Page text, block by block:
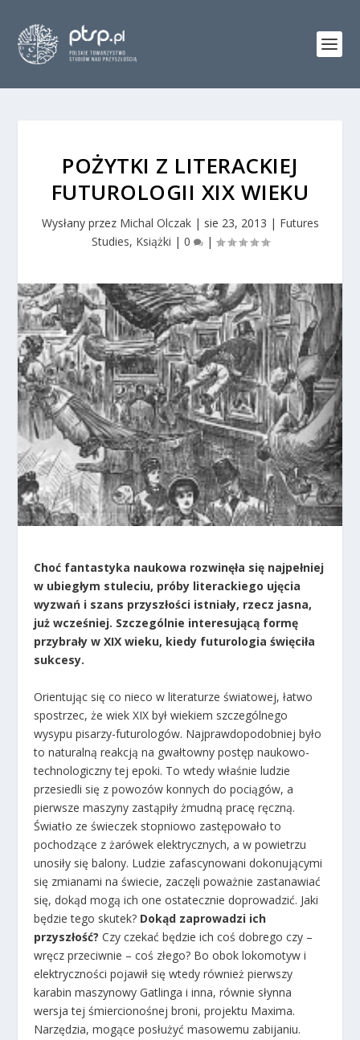
POŻYTKI Z LITERACKIEJ
FUTUROLOGII XIX WIEKU
Wysłany przez Michal Olczak| sie 23, 2013 | Futures
Studies, Książki | 0 |
Choć fantastyka naukowa rozwinęła się najpełniej
w ubiegłym stuleciu, próby literackiego ujęcia
wyzwań i szans przyszłości istniały, rzecz jasna,
już wcześniej. Szczególnie interesującą formę
przybrały w XIX wieku, kiedy futurologia święciła
sukcesy.
Orientując się co nieco w literaturze światowej, łatwo
spostrzec, że wiek XIX był wiekiem szczególnego
wysypu pisarzy-futurologów. Najprawdopodobniej było
to naturalną reakcją na gwałtowny postęp naukowo-
technologiczny tej epoki. To wtedy właśnie ludzie
przesiedli się z powozów konnych do pociągów, a
pierwsze maszyny zastąpiły żmudną pracę ręczną.
Światło ze świeczek stopniowo zastępowało to
pochodzące z żarówek elektrycznych, a w powietrzu
unosiły się balony. Ludzie zafascynowani dokonującymi
się zmianami na świecie, zaczęli poważnie zastanawiać
się, dokąd mogą ich one ostatecznie doprowadzić. Jaki
będzie tego skutek? Dokąd zaprowadzi ich
przyszłość? Czy czekać będzie ich coś dobrego czy –
wręcz przeciwnie – coś złego? Bo obok lokomotyw i
elektryczności pojawił się wtedy również pierwszy
karabin maszynowy Gatlinga i inna, równie słynna
wersja tej śmiercionośnej broni, projektu Maxima.
Narzędzia, mogące posłużyć masowemu zabijaniu.